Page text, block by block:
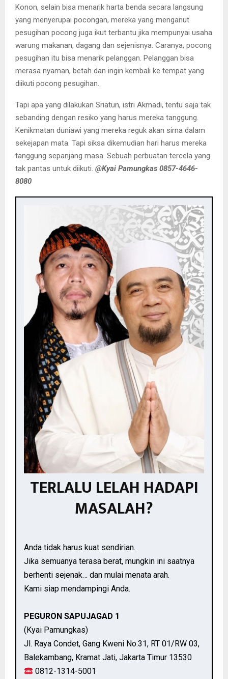
Konon, selain bisa menarik harta benda secara langsung
yang menyerupai pocongan, mereka yang menganut
pesugihan pocong juga ikut terbantu jika mempunyai usaha
warung makanan, dagang dan sejenisnya. Caranya, pocong
pesugihan itu bisa menarik pelanggan. Pelanggan bisa
merasa nyaman, betah dan ingin kembali ke tempat yang
diikuti pocong pesugihan.
Tapi apa yang dilakukan Sriatun, istri Akmadi, tentu saja tak
sebanding dengan resiko yang harus mereka tanggung.
Kenikmatan duniawi yang mereka reguk akan sirna dalam
sekejapan mata. Tapi siksa dikemudian hari harus mereka
tanggung sepanjang masa. Sebuah perbuatan tercela yang
tak pantas untuk diikuti. @Kyai Pamungkas 0857-4646-
8080
TERLALU LELAH HADAPI
MASALAH?
Anda tidak harus kuat sendirian.
Jika semuanya terasa berat, mungkin ini saatnya
berhenti sejenak… dan mulai menata arah.
Kami siap mendampingi Anda.
PEGURON SAPUJAGAD 1
(Kyai Pamungkas)
Jl. Raya Condet, Gang Kweni No.31, RT 01/RW 03,
Balekambang, Kramat Jati, Jakarta Timur 13530
0812-1314-5001